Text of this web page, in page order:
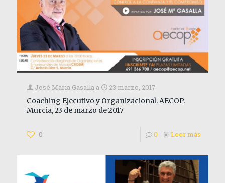
José María Gasalla a
23 marzo, 2017
Coaching Ejecutivo y Organizacional. AECOP.
Murcia, 23 de marzo de 2017
0 0 Leer más